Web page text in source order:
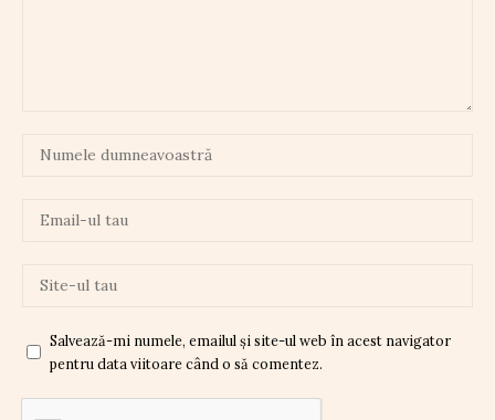
Salvează-mi numele, emailul și site-ul web în acest navigator
pentru data viitoare când o să comentez.